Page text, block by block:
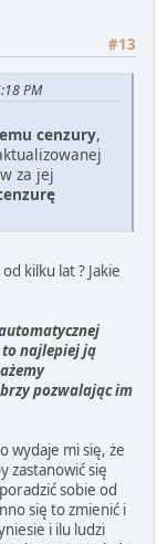
#13
PM
cenzury,
za jej
kilku lat ? Jakie
to najlepiej ją
pozwalając im
wydaje mi się, że
zastanowić się
sobie od
się to zmienić i
i ilu ludzi